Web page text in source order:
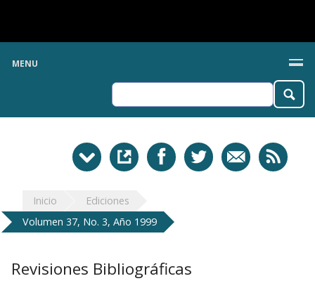
MENU
Inicio
Ediciones
Volumen 37, No. 3, Año 1999
Revisiones Bibliográficas